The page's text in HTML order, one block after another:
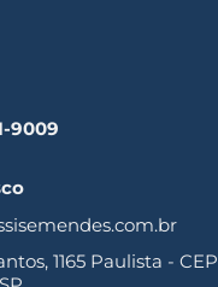
9009
1165 Paulista - CEP